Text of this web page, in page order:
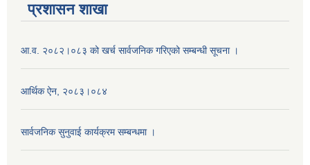
प्रशासन शाखा
आ.व. २०८२।०८३ को खर्च सार्वजनिक गरिएको सम्बन्धी सूचना ।
आर्थिक ऐन, २०८३।०८४
सार्वजनिक सुनुवाई कार्यक्रम सम्बन्धमा ।